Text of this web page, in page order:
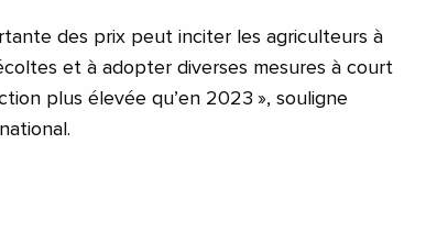
des prix peut inciter les agriculteurs à
et à adopter diverses mesures à court
plus élevée qu’en 2023 », souligne